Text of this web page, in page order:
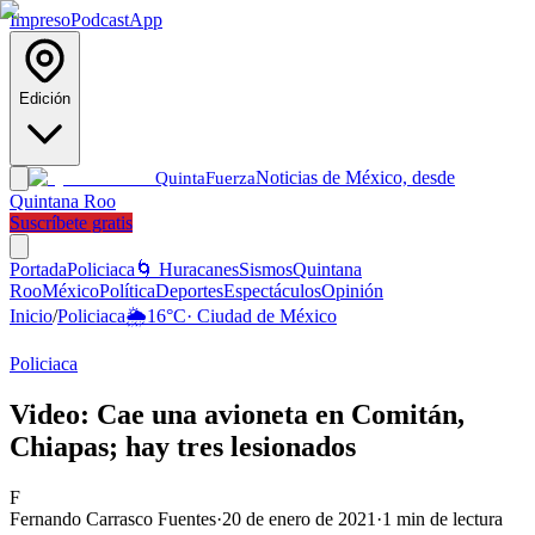
ImpresoPodcastApp
Edición
QuintaFuerzaNoticias de México, desde
Quintana Roo
Suscríbete gratis
PortadaPoliciaca 🌀 HuracanesSismosQuintana
RooMéxicoPolíticaDeportesEspectáculosOpinión
Inicio/Policiaca🌦️16°C· Ciudad de México
Policiaca
Video: Cae una avioneta en Comitán,
Chiapas; hay tres lesionados
F
Fernando Carrasco Fuentes·20 de enero de 2021 ·1 min de lectura